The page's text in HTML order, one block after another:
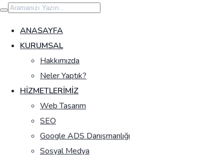
İçeriğe
geç
ANASAYFA
KURUMSAL
Hakkımızda
Neler Yaptık?
HIZMETLERIMIZ
Web Tasarım
SEO
Google ADS Danışmanlığı
Sosyal Medya